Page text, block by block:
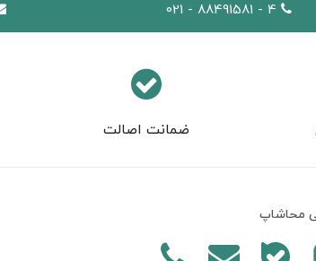
4 - 88491581 - 021
ضمانت اصالت
محاشاپ